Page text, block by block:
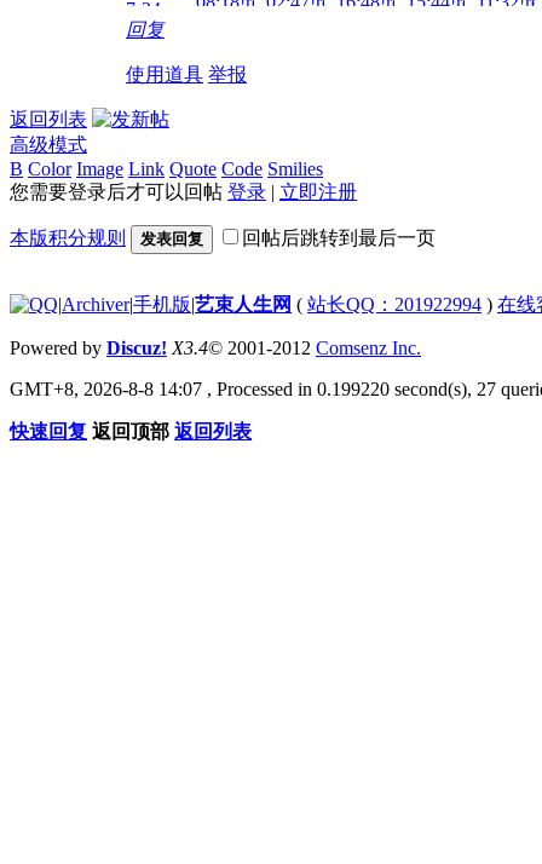
7-24
21:30!read!
回复
使用道具 举报
返回列表
高级模式
B Color Image Link Quote Code Smilies
您需要登录后才可以回帖 登录 | 立即注册
本版积分规则 发表回复 回帖后跳转到最后一页
|Archiver|手机版|艺束人生网 ( 站长QQ：201922994 ) 在线
Powered by Discuz! X3.4© 2001-2012 Comsenz Inc.
GMT+8, 2026-8-8 14:07 , Processed in 0.199220 second(s), 27
快速回复 返回顶部 返回列表